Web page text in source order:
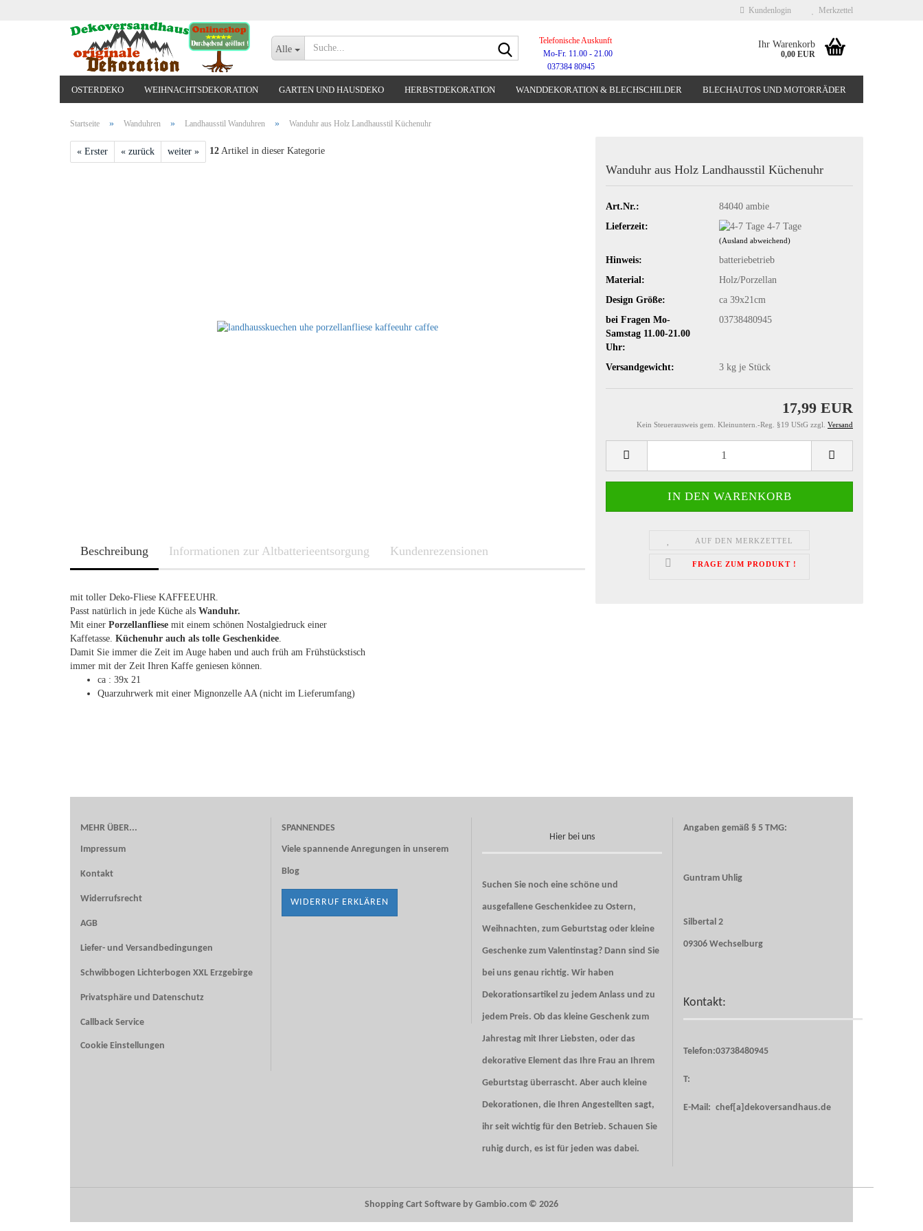
Kundenlogin Merkzettel
Alle
Suche...Telefonische Auskunft
Mo-Fr. 11.00 - 21.00
037384 80945
Ihr Warenkorb
0,00 EUR
OSTERDEKO WEIHNACHTSDEKORATION GARTEN UND HAUSDEKO HERBSTDEKORATION WANDDEKORATION & BLECHSCHILDER BLECHAUTOS UND MOTORRÄDER
Startseite » Wanduhren » Landhausstil Wanduhren » Wanduhr aus Holz Landhausstil Küchenuhr
« Erster « zurück weiter » 12 Artikel in dieser Kategorie
Wanduhr aus Holz Landhausstil Küchenuhr
Art.Nr.:
84040 ambie
Lieferzeit:
4-7 Tage
(Ausland abweichend)
Hinweis:
batteriebetrieb
Material:
Holz/Porzellan
Design Größe:
ca 39x21cm
bei Fragen Mo-
Samstag 11.00-21.00
Uhr:
03738480945
Versandgewicht: 3 kg je Stück
17,99 EUR
Kein Steuerausweis gem. Kleinuntern.-Reg. §19 UStG zzgl. Versand
AUF DEN MERKZETTEL
FRAGE ZUM PRODUKT !
Beschreibung Informationen zur Altbatterieentsorgung Kundenrezensionen
mit toller Deko-Fliese KAFFEEUHR.
Passt natürlich in jede Küche als Wanduhr.
Mit einer Porzellanfliese mit einem schönen Nostalgiedruck einer
Kaffetasse. Küchenuhr auch als tolle Geschenkidee.
Damit Sie immer die Zeit im Auge haben und auch früh am Frühstückstisch
immer mit der Zeit Ihren Kaffe geniesen können.
ca : 39x 21
Quarzuhrwerk mit einer Mignonzelle AA (nicht im Lieferumfang)
MEHR ÜBER...
Impressum
Kontakt
Widerrufsrecht
AGB
Liefer- und Versandbedingungen
Schwibbogen Lichterbogen XXL Erzgebirge
Privatsphäre und Datenschutz
Callback Service
Cookie Einstellungen
SPANNENDES
Viele spannende Anregungen in unserem
Blog
WIDERRUF ERKLÄREN
Hier bei uns
Suchen Sie noch eine schöne und
ausgefallene Geschenkidee zu Ostern,
Weihnachten, zum Geburtstag oder kleine
Geschenke zum Valentinstag? Dann sind Sie
bei uns genau richtig. Wir haben
Dekorationsartikel zu jedem Anlass und zu
jedem Preis. Ob das kleine Geschenk zum
Jahrestag mit Ihrer Liebsten, oder das
dekorative Element das Ihre Frau an Ihrem
Geburtstag überrascht. Aber auch kleine
Dekorationen, die Ihren Angestellten sagt,
ihr seit wichtig für den Betrieb. Schauen Sie
ruhig durch, es ist für jeden was dabei.
Angaben gemäß § 5 TMG:
Guntram Uhlig
Silbertal 2
09306 Wechselburg
Kontakt:
Telefon:03738480945
T:
E-Mail: chef[a]dekoversandhaus.de
Shopping Cart Software by Gambio.com © 2026